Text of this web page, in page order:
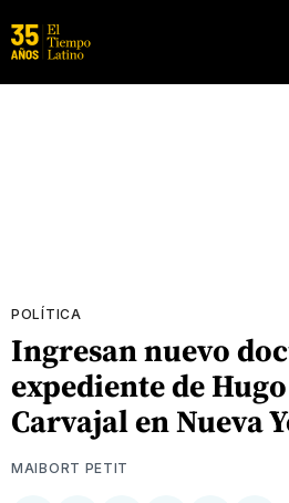
POLÍTICA
Ingresan nuevo
expediente de
Carvajal en Nueva
MAIBORT PETIT